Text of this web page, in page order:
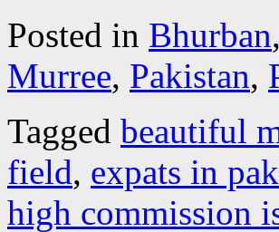
Posted in Bhurban,
Murree, Pakistan,
Tagged beautiful
field, expats in
high commission